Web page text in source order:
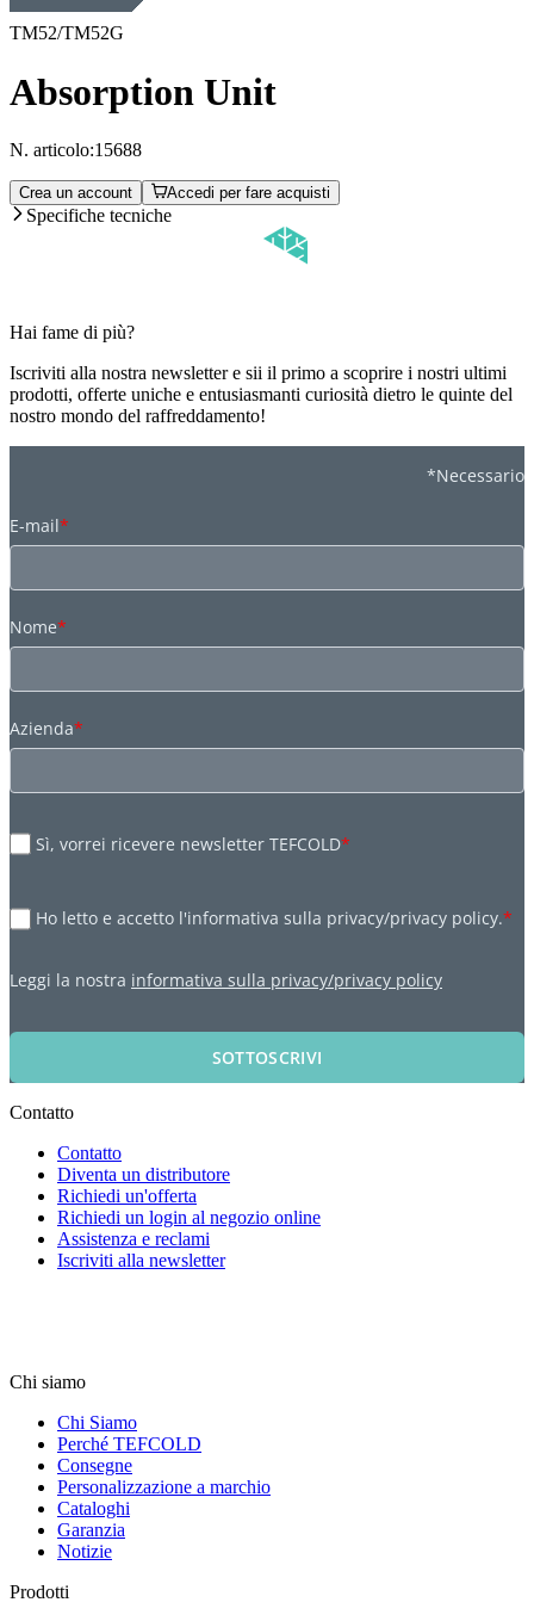
TM52/TM52G
Absorption Unit
N. articolo:15688
Crea un account Accedi per fare acquisti
Specifiche tecniche
Hai fame di più?
Iscriviti alla nostra newsletter e sii il primo a scoprire i nostri ultimi
prodotti, offerte uniche e entusiasmanti curiosità dietro le quinte del
nostro mondo del raffreddamento!
*Necessario
E-mail*
Nome*
Azienda*
Sì, vorrei ricevere newsletter TEFCOLD*
Ho letto e accetto l'informativa sulla privacy/privacy policy.*
Leggi la nostra informativa sulla privacy/privacy policy
SOTTOSCRIVI
Contatto
Contatto
Diventa un distributore
Richiedi un'offerta
Richiedi un login al negozio online
Assistenza e reclami
Iscriviti alla newsletter
Chi siamo
Chi Siamo
Perché TEFCOLD
Consegne
Personalizzazione a marchio
Cataloghi
Garanzia
Notizie
Prodotti